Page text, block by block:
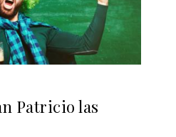
Patricio las